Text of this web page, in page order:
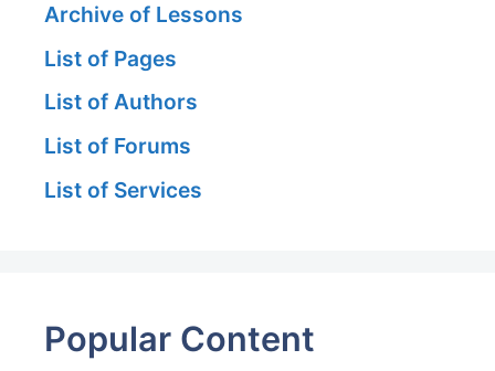
Archive of Lessons
List of Pages
List of Authors
List of Forums
List of Services
Popular Content